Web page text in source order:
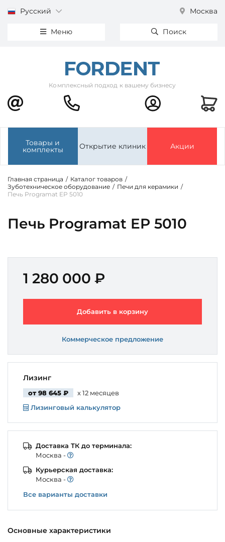
Русский Москва
Меню Поиск
Комплексный подход к вашему бизнесу
Товары и
комплекты Открытие клиник Акции
Главная страница / Каталог товаров /
Зуботехническое оборудование / Печи для керамики /
Печь Programat EP 5010
Печь Programat EP 5010
Основные характеристики
1 280 000 ₽
Добавить в корзину
Коммерческое предложение
Лизинг
от 98 645 ₽
x 12 месяцев
Лизинговый калькулятор
Доставка ТК до терминала:
Моcква -
Курьерская доставка:
Моcква -
Все варианты доставки